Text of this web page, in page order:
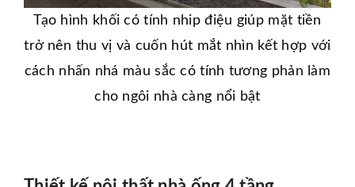
Tạo hình khối có tính nhip điệu giúp mặt tiền
trở nên thu vị và cuốn hút mắt nhìn kết hợp với
cách nhấn nhá màu sắc có tính tương phản làm
cho ngôi nhà càng nổi bật